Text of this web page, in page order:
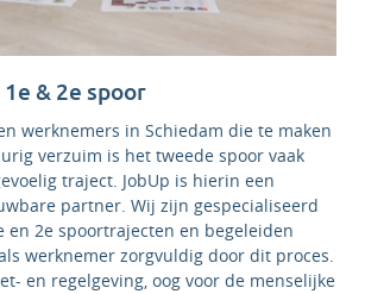
& 2e spoor
werknemers in Schiedam die te maken
verzuim is het tweede spoor vaak
traject. JobUp is hierin een
partner. Wij zijn gespecialiseerd
en 2e spoortrajecten en begeleiden
werknemer zorgvuldig door dit proces.
en regelgeving, oog voor de menselijke